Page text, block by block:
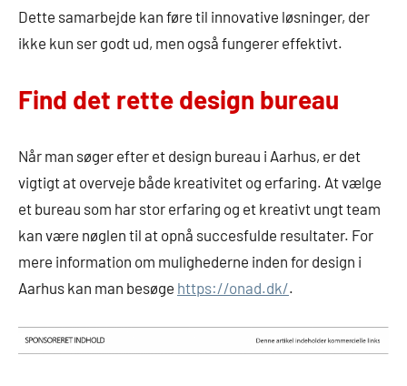
Dette samarbejde kan føre til innovative løsninger, der
ikke kun ser godt ud, men også fungerer effektivt.
Find det rette design bureau
Når man søger efter et design bureau i Aarhus, er det
vigtigt at overveje både kreativitet og erfaring. At vælge
et bureau som har stor erfaring og et kreativt ungt team
kan være nøglen til at opnå succesfulde resultater. For
mere information om mulighederne inden for design i
Aarhus kan man besøge https://onad.dk/.